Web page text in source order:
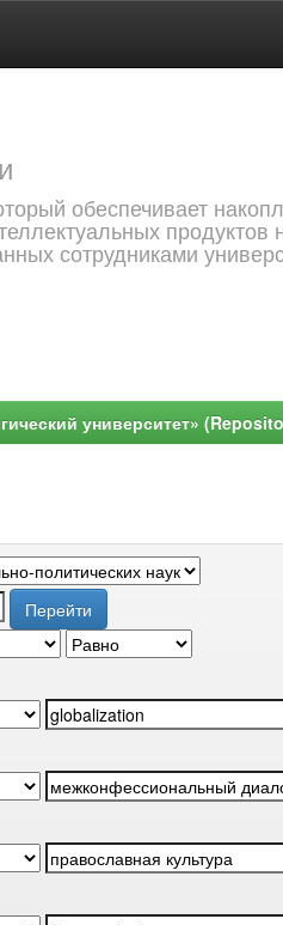
обеспечивает
продуктов
сотрудниками
университет»